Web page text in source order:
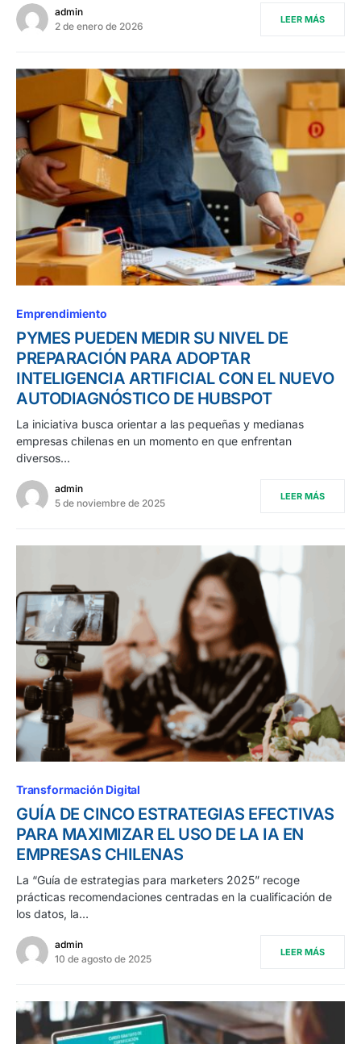
admin
2 de enero de 2026
LEER MÁS
Emprendimiento
PYMES PUEDEN MEDIR SU NIVEL DE
PREPARACIÓN PARA ADOPTAR
INTELIGENCIA ARTIFICIAL CON EL NUEVO
AUTODIAGNÓSTICO DE HUBSPOT
La iniciativa busca orientar a las pequeñas y medianas
empresas chilenas en un momento en que enfrentan
diversos…
admin
5 de noviembre de 2025
LEER MÁS
Transformación Digital
GUÍA DE CINCO ESTRATEGIAS EFECTIVAS
PARA MAXIMIZAR EL USO DE LA IA EN
EMPRESAS CHILENAS
La “Guía de estrategias para marketers 2025” recoge
prácticas recomendaciones centradas en la cualificación de
los datos, la…
admin
10 de agosto de 2025
LEER MÁS